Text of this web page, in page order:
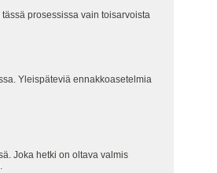
prosessissa vain toisarvoista
Yleispäteviä ennakkoasetelmia
Joka hetki on oltava valmis